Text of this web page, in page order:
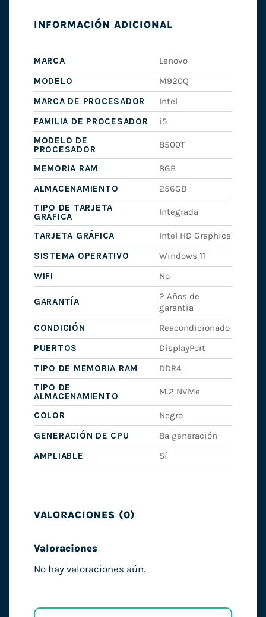
INFORMACIÓN ADICIONAL
MARCA
Lenovo
MODELO
M920Q
MARCA DE PROCESADOR
Intel
FAMILIA DE PROCESADOR
i5
MODELO DE
PROCESADOR
8500T
MEMORIA RAM
8GB
ALMACENAMIENTO
256GB
TIPO DE TARJETA
GRÁFICA
Integrada
TARJETA GRÁFICA
Intel HD Graphics
SISTEMA OPERATIVO
Windows 11
WIFI
No
GARANTÍA
2 Años de
garantía
CONDICIÓN
Reacondicionado
PUERTOS
DisplayPort
TIPO DE MEMORIA RAM
DDR4
TIPO DE
ALMACENAMIENTO
M.2 NVMe
COLOR
Negro
GENERACIÓN DE CPU
8ª generación
AMPLIABLE
Sí
VALORACIONES (0)
Valoraciones
No hay valoraciones aún.